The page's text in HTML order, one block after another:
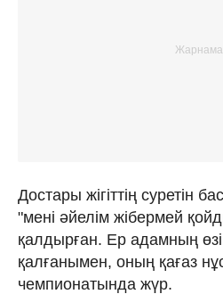
Достары жігіттің суретін
"мені әйелім жібермей
қалдырған. Ер адамның
қалғанымен, оның қағаз
чемпионатында жүр.